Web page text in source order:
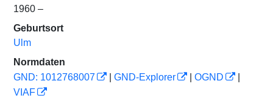
1960 –
Geburtsort
Ulm
Normdaten
GND: 1012768007
GND-Explorer OGND
VIAF